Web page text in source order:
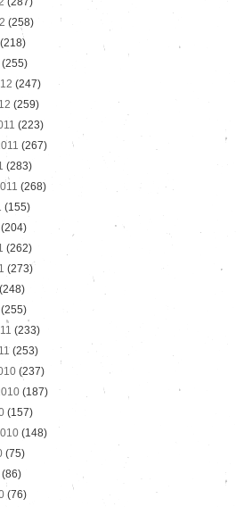
(258)
(218)
(255)
(247)
(259)
(223)
(267)
(283)
(268)
(155)
(204)
(262)
(273)
(248)
(255)
(233)
(253)
(237)
(187)
(157)
(148)
(75)
(86)
(76)